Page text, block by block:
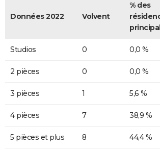
Données 2022 Volvent
% des
Studios 0 0,0 %
2 pièces 0 0,0 %
3 pièces 1 5,6 %
4 pièces 7 38,9 %
5 pièces et plus 8 44,4 %